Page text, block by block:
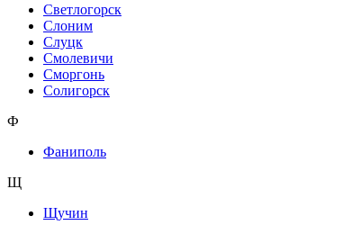
Светлогорск
Слоним
Слуцк
Смолевичи
Сморгонь
Солигорск
Ф
Фаниполь
Щ
Щучин